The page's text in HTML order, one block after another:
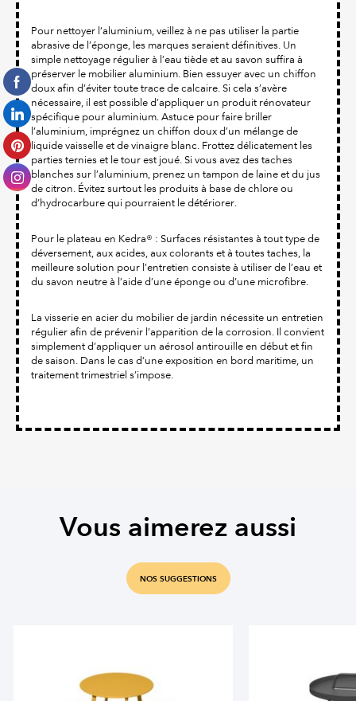
Pour nettoyer l’aluminium, veillez à ne pas utiliser la partie
abrasive de l’éponge, les marques seraient définitives. Un
simple nettoyage régulier à l’eau tiède et au savon suffira à
préserver le mobilier aluminium. Bien essuyer avec un chiffon
doux afin d’éviter toute trace de calcaire. Si cela s’avère
nécessaire, il est possible d’appliquer un produit rénovateur
spécifique pour aluminium. Astuce pour faire briller
l’aluminium, imprégnez un chiffon doux d’un mélange de
liquide vaisselle et de vinaigre blanc. Frottez délicatement les
parties ternies et le tour est joué. Si vous avez des taches
blanches sur l’aluminium, prenez un tampon de laine et du jus
de citron. Évitez surtout les produits à base de chlore ou
d’hydrocarbure qui pourraient le détériorer.
Pour le plateau en Kedra® : Surfaces résistantes à tout type de
déversement, aux acides, aux colorants et à toutes taches, la
meilleure solution pour l’entretien consiste à utiliser de l’eau et
du savon neutre à l’aide d’une éponge ou d’une microfibre.
La visserie en acier du mobilier de jardin nécessite un entretien
régulier afin de prévenir l’apparition de la corrosion. Il convient
simplement d’appliquer un aérosol antirouille en début et fin
de saison. Dans le cas d’une exposition en bord maritime, un
traitement trimestriel s’impose.
Vous aimerez aussi
NOS SUGGESTIONS